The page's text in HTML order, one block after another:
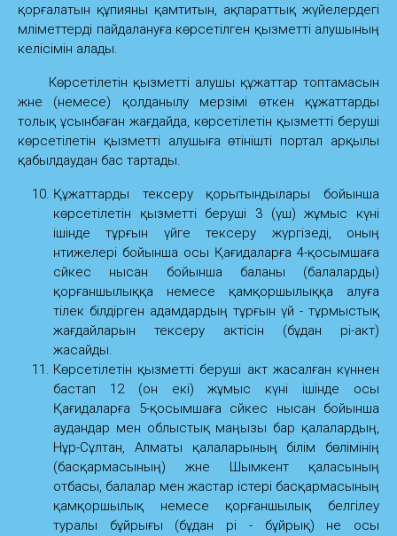
қорғалатын құпияны қамтитын, ақпараттық жүйелердегі
мәліметтерді пайдалануға көрсетілген қызметті алушының
келісімін алады.
Көрсетілетін қызметті алушы құжаттар топтамасын
және (немесе) қолданылу мерзімі өткен құжаттарды
толық ұсынбаған жағдайда, көрсетілетін қызметті беруші
көрсетілетін қызметті алушыға өтінішті портал арқылы
қабылдаудан бас тартады.
Құжаттарды тексеру қорытындылары бойынша
көрсетілетін қызметті беруші 3 (үш) жұмыс күні
ішінде тұрғын үйге тексеру жүргізеді, оның
нәтижелері бойынша осы Қағидаларға 4-қосымшаға
сәйкес нысан бойынша баланы (балаларды)
қорғаншылыққа немесе қамқоршылыққа алуға
тілек білдірген адамдардың тұрғын үй - тұрмыстық
жағдайларын тексеру актісін (бұдан әрі-акт)
жасайды.
Көрсетілетін қызметті беруші акт жасалған күннен
бастап 12 (он екі) жұмыс күні ішінде осы
Қағидаларға 5-қосымшаға сәйкес нысан бойынша
аудандар мен облыстық маңызы бар қалалардың,
Нұр-Сұлтан, Алматы қалаларының білім бөлімінің
(басқармасының) және Шымкент қаласының
отбасы, балалар мен жастар істері басқармасының
қамқоршылық немесе қорғаншылық белгілеу
туралы бұйрығы (бұдан әрі - бұйрық) не осы